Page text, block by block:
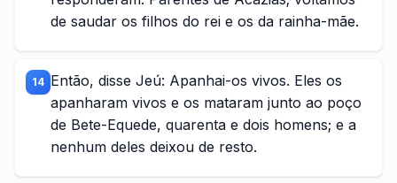
de saudar os filhos do rei e os da rainha-mãe.
14 Então, disse Jeú: Apanhai-os vivos. Eles os
apanharam vivos e os mataram junto ao poço
de Bete-Equede, quarenta e dois homens; e a
nenhum deles deixou de resto.